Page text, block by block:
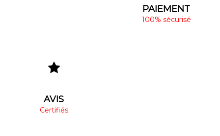
PAIEMENT
100% sécurisé
AVIS
Certifiés